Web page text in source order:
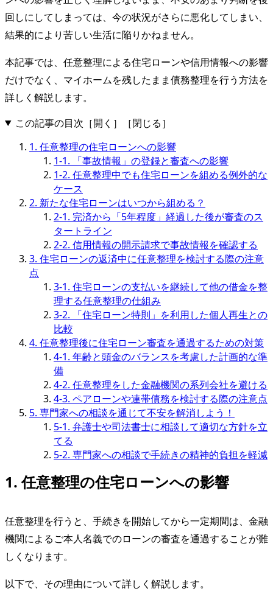
回しにしてしまっては、今の状況がさらに悪化してしまい、
結果的により苦しい生活に陥りかねません。
本記事では、任意整理による住宅ローンや信用情報への影響
だけでなく、マイホームを残したまま債務整理を行う方法を
詳しく解説します。
この記事の目次 ［開く］
［閉じる］
1. 任意整理の住宅ローンへの影響
1-1. 「事故情報」の登録と審査への影響
1-2. 任意整理中でも住宅ローンを組める例外的な
ケース
2. 新たな住宅ローンはいつから組める？
2-1. 完済から「5年程度」経過した後が審査のス
タートライン
2-2. 信用情報の開示請求で事故情報を確認する
3. 住宅ローンの返済中に任意整理を検討する際の注意
点
3-1. 住宅ローンの支払いを継続して他の借金を整
理する任意整理の仕組み
3-2. 「住宅ローン特則」を利用した個人再生との
比較
4. 任意整理後に住宅ローン審査を通過するための対策
4-1. 年齢と頭金のバランスを考慮した計画的な準
備
4-2. 任意整理をした金融機関の系列会社を避ける
4-3. ペアローンや連帯債務を検討する際の注意点
5. 専門家への相談を通じて不安を解消しよう！
5-1. 弁護士や司法書士に相談して適切な方針を立
てる
5-2. 専門家への相談で手続きの精神的負担を軽減
1. 任意整理の住宅ローンへの影響
任意整理を行うと、手続きを開始してから一定期間は、金融
機関によるご本人名義でのローンの審査を通過することが難
しくなります。
以下で、その理由について詳しく解説します。